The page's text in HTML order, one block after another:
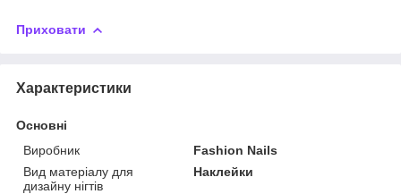
Приховати
Характеристики
Основні
Виробник
Fashion Nails
Вид матеріалу для
дизайну нігтів
Наклейки